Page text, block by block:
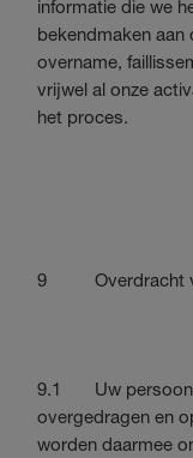
informatie die we
bekendmaken aan
overname,
vrijwel al onze
het proces.
9 Overdracht
9.1 Uw
overgedragen en
worden daarmee